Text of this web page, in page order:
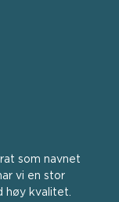
som navnet
vi en stor
høy kvalitet.